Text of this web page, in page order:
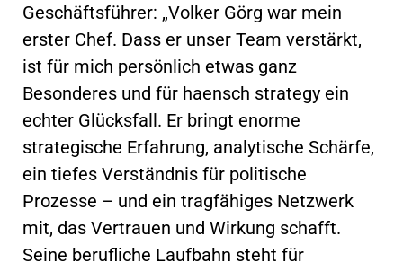
Geschäftsführer: „Volker Görg war mein
erster Chef. Dass er unser Team verstärkt,
ist für mich persönlich etwas ganz
Besonderes und für haensch strategy ein
echter Glücksfall. Er bringt enorme
strategische Erfahrung, analytische Schärfe,
ein tiefes Verständnis für politische
Prozesse – und ein tragfähiges Netzwerk
mit, das Vertrauen und Wirkung schafft.
Seine berufliche Laufbahn steht für